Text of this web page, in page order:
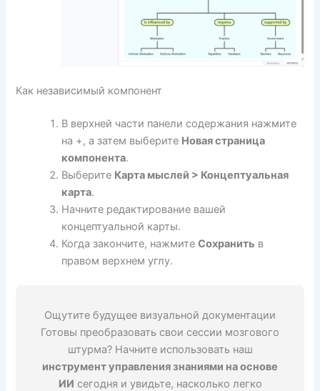
Как независимый компонент
В верхней части панели содержания нажмите
на +, а затем выберите Новая страница
компонента.
Выберите Карта мыслей > Концептуальная
карта.
Начните редактирование вашей
концептуальной карты.
Когда закончите, нажмитеСохранить в
правом верхнем углу.
Ощутите будущее визуальной документации
Готовы преобразовать свои сессии мозгового
штурма? Начните использовать наш
инструмент управления знаниями на основе
ИИ сегодня и увидьте, насколько легко